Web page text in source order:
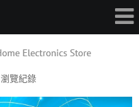
瀏覽紀錄